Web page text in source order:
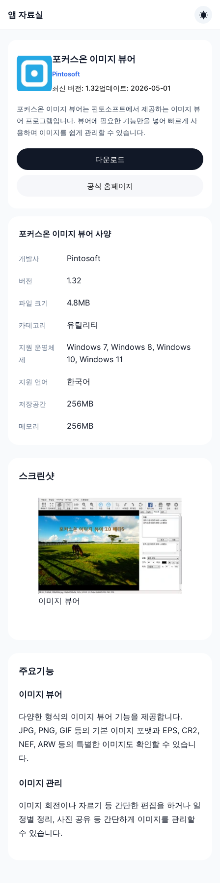
앱 자료실
포커스온 이미지 뷰어
Pintosoft
최신 버전: 1.32업데이트: 2026-05-01
포커스온 이미지 뷰어는 핀토소프트에서 제공하는 이미지 뷰
어 프로그램입니다. 뷰어에 필요한 기능만을 넣어 빠르게 사
용하며 이미지를 쉽게 관리할 수 있습니다.
다운로드
공식 홈페이지
포커스온 이미지 뷰어 사양
개발사 Pintosoft
버전 1.32
파일 크기 4.8MB
카테고리 유틸리티
지원 운영체
제
Windows 7, Windows 8, Windows
10, Windows 11
지원 언어 한국어
저장공간 256MB
메모리 256MB
스크린샷
이미지 뷰어
주요기능
이미지 뷰어
다양한 형식의 이미지 뷰어 기능을 제공합니다.
JPG, PNG, GIF 등의 기본 이미지 포맷과 EPS, CR2,
NEF, ARW 등의 특별한 이미지도 확인할 수 있습니
다.
이미지 관리
이미지 회전이나 자르기 등 간단한 편집을 하거나 일
정별 정리, 사진 공유 등 간단하게 이미지를 관리할
수 있습니다.